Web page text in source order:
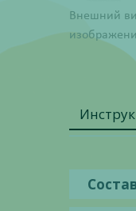
Внешний